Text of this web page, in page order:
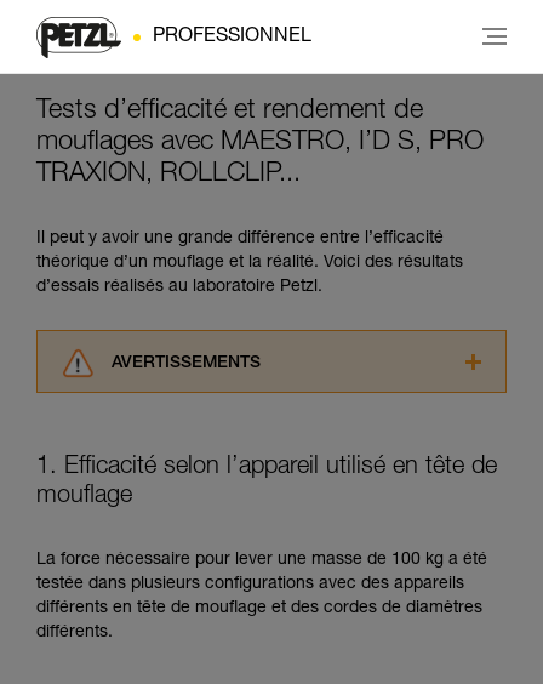
PROFESSIONNEL
Tests d’efficacité et rendement de
mouflages avec MAESTRO, I’D S, PRO
TRAXION, ROLLCLIP...
Il peut y avoir une grande différence entre l’efficacité
théorique d’un mouflage et la réalité. Voici des résultats
d’essais réalisés au laboratoire Petzl.
AVERTISSEMENTS
consulter. Vous devez avoir compris les
informations de la notice technique pour
pouvoir comprendre ce complément
Maîtriser ces techniques nécessite une
formation et un entraînement spécifique. Validez
avec un professionnel votre capacité à refaire
1. Efficacité selon l’appareil utilisé en tête de
mouflage
La force nécessaire pour lever une masse de 100 kg a été
testée dans plusieurs configurations avec des appareils
différents en tête de mouflage et des cordes de diamètres
différents.